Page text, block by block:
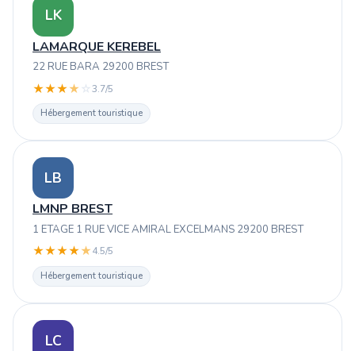
LK
LAMARQUE KEREBEL
22 RUE BARA 29200 BREST
★★★★ ☆3.7/5
Hébergement touristique
LB
LMNP BREST
1 ETAGE 1 RUE VICE AMIRAL EXCELMANS 29200 BREST
★★★★★4.5/5
Hébergement touristique
LC